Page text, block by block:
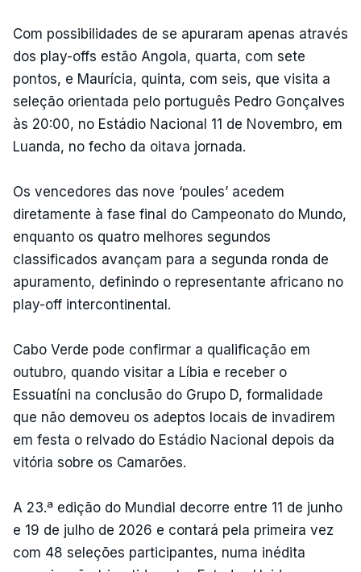
Com possibilidades de se apuraram apenas através
dos play-offs estão Angola, quarta, com sete
pontos, e Maurícia, quinta, com seis, que visita a
seleção orientada pelo português Pedro Gonçalves
às 20:00, no Estádio Nacional 11 de Novembro, em
Luanda, no fecho da oitava jornada.
Os vencedores das nove ‘poules’ acedem
diretamente à fase final do Campeonato do Mundo,
enquanto os quatro melhores segundos
classificados avançam para a segunda ronda de
apuramento, definindo o representante africano no
play-off intercontinental.
Cabo Verde pode confirmar a qualificação em
outubro, quando visitar a Líbia e receber o
Essuatíni na conclusão do Grupo D, formalidade
que não demoveu os adeptos locais de invadirem
em festa o relvado do Estádio Nacional depois da
vitória sobre os Camarões.
A 23.ª edição do Mundial decorre entre 11 de junho
e 19 de julho de 2026 e contará pela primeira vez
com 48 seleções participantes, numa inédita